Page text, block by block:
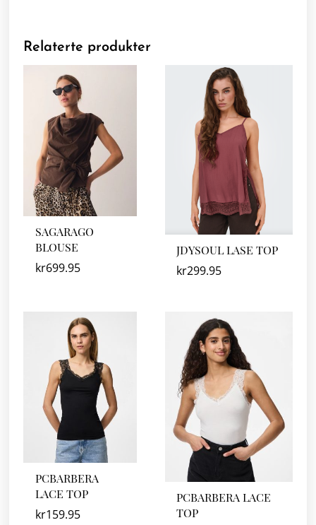
Relaterte produkter
SAGARAGO
BLOUSE
kr699.95
JDYSOUL LASE TOP
kr299.95
PCBARBERA
LACE TOP
kr159.95
PCBARBERA LACE
TOP